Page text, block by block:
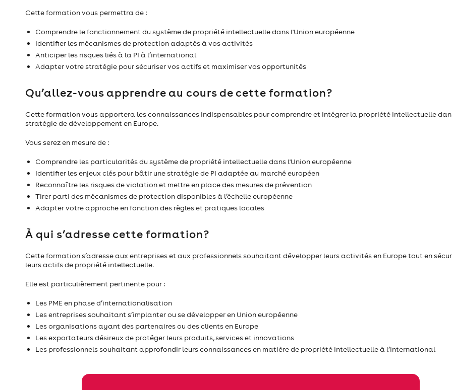
Cette formation vous permettra de :
Comprendre le fonctionnement du système de propriété intellectuelle dans l'Union européenne
Identifier les mécanismes de protection adaptés à vos activités
Anticiper les risques liés à la PI à l’international
Adapter votre stratégie pour sécuriser vos actifs et maximiser vos opportunités
Qu’allez-vous apprendre au cours de cette formation?
Cette formation vous apportera les connaissances indispensables pour comprendre et intégrer la propriété intellectuelle
stratégie de développement en Europe.
Vous serez en mesure de :
Comprendre les particularités du système de propriété intellectuelle dans l'Union européenne
Identifier les enjeux clés pour bâtir une stratégie de PI adaptée au marché européen
Reconnaître les risques de violation et mettre en place des mesures de prévention
Tirer parti des mécanismes de protection disponibles à l’échelle européenne
Adapter votre approche en fonction des règles et pratiques locales
À qui s’adresse cette formation?
Cette formation s’adresse aux entreprises et aux professionnels souhaitant développer leurs activités en Europe tout en
leurs actifs de propriété intellectuelle.
Elle est particulièrement pertinente pour :
Les PME en phase d’internationalisation
Les entreprises souhaitant s’implanter ou se développer en Union européenne
Les organisations ayant des partenaires ou des clients en Europe
Les exportateurs désireux de protéger leurs produits, services et innovations
Les professionnels souhaitant approfondir leurs connaissances en matière de propriété intellectuelle à l’international